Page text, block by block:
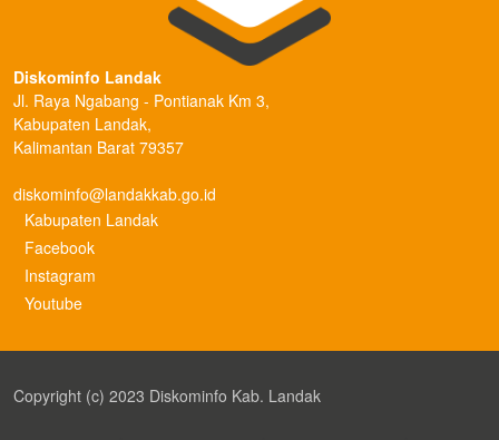
Diskominfo Landak
Jl. Raya Ngabang - Pontianak Km 3,
Kabupaten Landak,
Kalimantan Barat 79357
diskominfo@landakkab.go.id
Kabupaten Landak
Facebook
Instagram
Youtube
Copyright (c) 2023 Diskominfo Kab. Landak